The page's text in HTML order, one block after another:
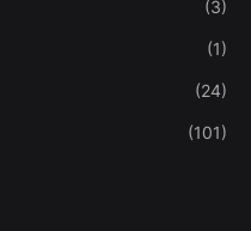
(3)
(1)
(24)
(101)